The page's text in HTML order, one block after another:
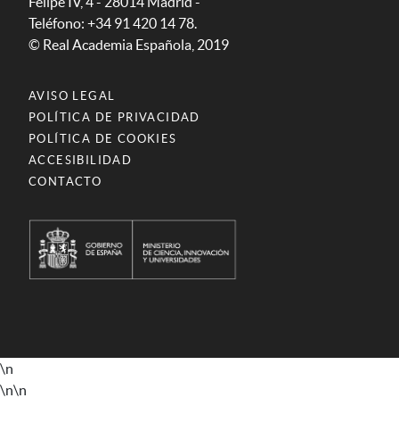
Teléfono: +34 91 420 14 78.
© Real Academia Española, 2019
AVISO LEGAL
POLÍTICA DE PRIVACIDAD
POLÍTICA DE COOKIES
ACCESIBILIDAD
CONTACTO
\n
\n\n